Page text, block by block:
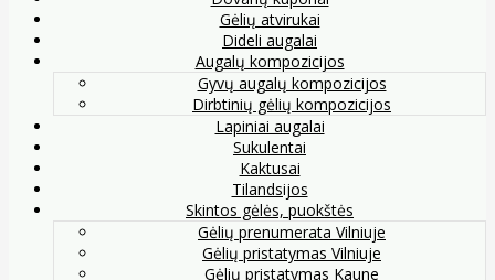
Gėlių atvirukai
Dideli augalai
Augalų kompozicijos
Gyvų augalų kompozicijos
Dirbtinių gėlių kompozicijos
Lapiniai augalai
Sukulentai
Kaktusai
Tilandsijos
Skintos gėlės, puokštės
Gėlių prenumerata Vilniuje
Gėlių pristatymas Vilniuje
Gėlių pristatymas Kaune